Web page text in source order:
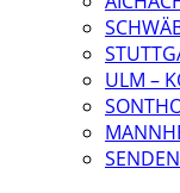
ULM –